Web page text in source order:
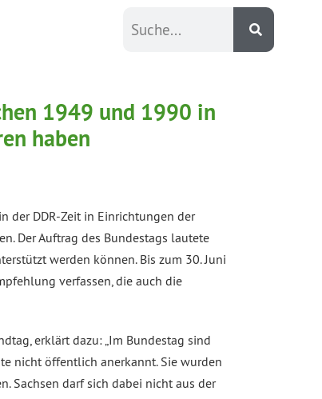
1949 und 1990 in
haben
der DDR-Zeit in Einrichtungen der
Der Auftrag des Bundestags lautete
werden können. Bis zum 30. Juni
verfassen, die auch die
erklärt dazu: „Im Bundestag sind
nicht öffentlich anerkannt. Sie wurden
Sachsen darf sich dabei nicht aus der